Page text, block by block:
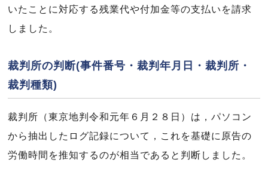
いたことに対応する残業代や付加金等の支払いを請求
しました。
裁判所の判断(事件番号・裁判年月日・裁判所・
裁判種類)
裁判所（東京地判令和元年６月２８日）は，パソコン
から抽出したログ記録について，これを基礎に原告の
労働時間を推知するのが相当であると判断しました。